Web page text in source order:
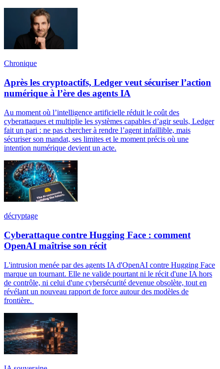
Chronique
Après les cryptoactifs, Ledger veut sécuriser l’action
numérique à l’ère des agents IA
Au moment où l’intelligence artificielle réduit le coût des
cyberattaques et multiplie les systèmes capables d’agir seuls, Ledger
fait un pari : ne pas chercher à rendre l’agent infaillible, mais
sécuriser son mandat, ses limites et le moment précis où une
intention numérique devient un acte.
décryptage
Cyberattaque contre Hugging Face : comment
OpenAI maîtrise son récit
L'intrusion menée par des agents IA d'OpenAI contre Hugging Face
marque un tournant. Elle ne valide pourtant ni le récit d'une IA hors
de contrôle, ni celui d'une cybersécurité devenue obsolète, tout en
révélant un nouveau rapport de force autour des modèles de
frontière.